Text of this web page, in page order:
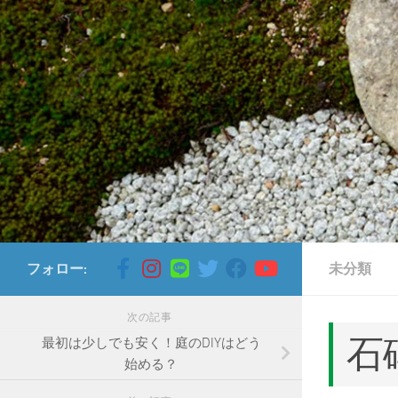
コンテンツへスキップ
未分類
石
フォロー:
次の記事
最初は少しでも安く！庭のDIYはどう
始める？